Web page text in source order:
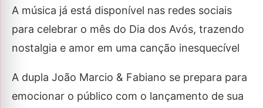
A música já está disponível nas redes sociais
para celebrar o mês do Dia dos Avós, trazendo
nostalgia e amor em uma canção inesquecível
A dupla João Marcio & Fabiano se prepara para
emocionar o público com o lançamento de sua